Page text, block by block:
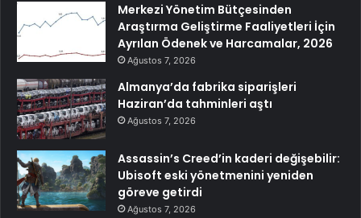
Merkezi Yönetim Bütçesinden
Araştırma Geliştirme Faaliyetleri İçin
Ayrılan Ödenek ve Harcamalar, 2026
Ağustos 7, 2026
Almanya’da fabrika siparişleri
Haziran’da tahminleri aştı
Ağustos 7, 2026
Assassin’s Creed’in kaderi değişebilir:
Ubisoft eski yönetmenini yeniden
göreve getirdi
Ağustos 7, 2026